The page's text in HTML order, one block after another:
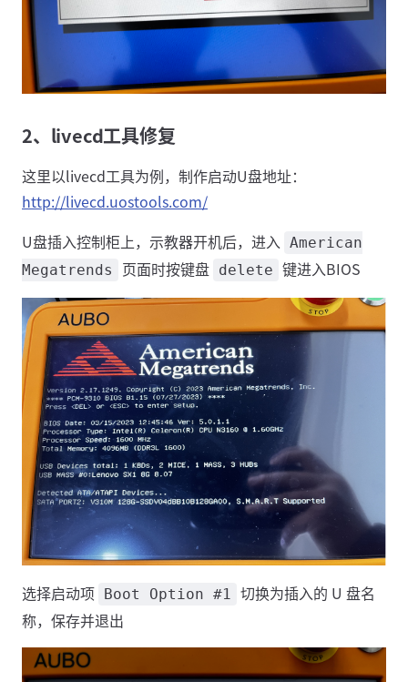
2、livecd工具修复
这里以livecd工具为例，制作启动U盘地址：
http://livecd.uostools.com/
U盘插入控制柜上，示教器开机后，进入 American
Megatrends
页面时按键盘 delete 键进入BIOS
选择启动项 Boot Option #1 切换为插入的 U 盘名
称，保存并退出